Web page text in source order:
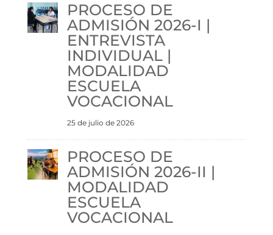
PROCESO DE
ADMISIÓN 2026-I |
ENTREVISTA
INDIVIDUAL |
MODALIDAD
ESCUELA
VOCACIONAL
25 de julio de 2026
PROCESO DE
ADMISIÓN 2026-II |
MODALIDAD
ESCUELA
VOCACIONAL